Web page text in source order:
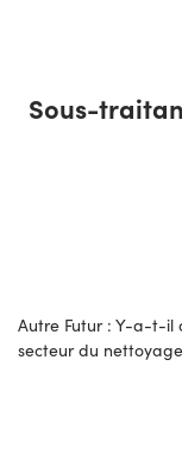
Sous-
Autre Futur : Y-a-t-il
secteur du